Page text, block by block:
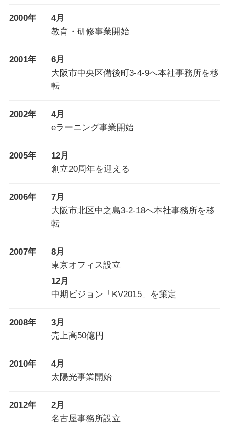
2000年
4月
教育・研修事業開始
2001年
6月
大阪市中央区備後町3-4-9へ本社事務所を移
転
2002年
4月
eラーニング事業開始
2005年
12月
創立20周年を迎える
2006年
7月
大阪市北区中之島3-2-18へ本社事務所を移
転
2007年
8月
東京オフィス設立
12月
中期ビジョン「KV2015」を策定
2008年
3月
売上高50億円
2010年
4月
太陽光事業開始
2012年
2月
名古屋事務所設立